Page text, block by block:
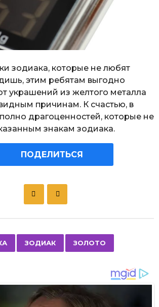
зодиака, которые не любят
этим ребятам выгодно
украшений из желтого металла
причинам. К счастью, в
драгоценностей, которые не
знакам зодиака.
ПОДЕЛИТЬСЯ
ЗОДИАК ЗОЛОТО